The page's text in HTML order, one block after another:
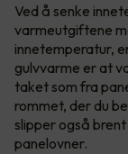
Ved å senke
varmeutgiftene
innetemperatur,
gulvvarme er at
taket som fra
rommet, der du
slipper også
panelovner.